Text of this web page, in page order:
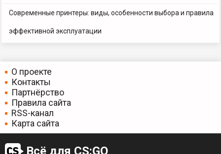
Современные принтеры: виды, особенности выбора и правила
эффективной эксплуатации
О проекте
Контакты
Партнёрство
Правила сайта
RSS-канал
Карта сайта
Всё для CS:GO